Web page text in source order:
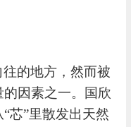
的地方，然而被
因素之一。国欣
“芯”里散发出天然